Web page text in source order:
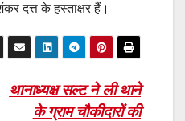
दत्त के हस्ताक्षर हैं।
थानाध्यक्ष सल्ट ने ली थाने
के ग्राम चौकीदारों की